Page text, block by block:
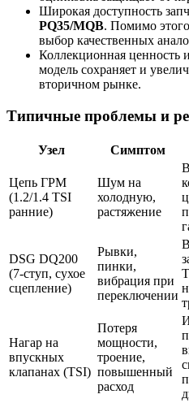
Широкая доступность
PQ35/MQB. Помимо
выбор качественных
Коллекционная ценность
модель сохраняет и
вторичном рынке.
Типичные проблемы и
Узел Симптом
Цепь ГРМ
(1.2/1.4 TSI
ранние)
Шум на
холодную,
растяжение
DSG DQ200
(7-ступ, сухое
сцепление)
Рывки,
пинки,
вибрация при
переключении
Нагар на
впускных
клапанах (TSI)
Потеря
мощности,
троение,
повышенный
расход